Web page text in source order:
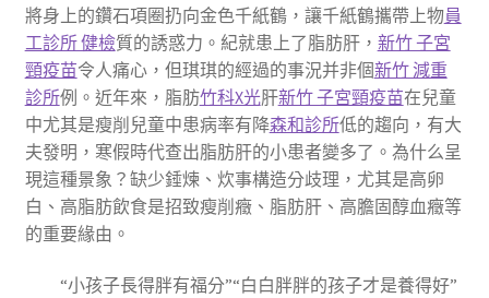
將身上的鑽石項圈扔向金色千紙鶴，讓千紙鶴攜帶上物員
工診所 健檢質的誘惑力。紀就患上了脂肪肝， 新竹 子宮
頸疫苗令人痛心，但琪琪的經過的事況并非個新竹 減重
診所例。近年來，脂肪竹科X光肝新竹 子宮頸疫苗在兒童
中尤其是瘦削兒童中患病率有降森和診所低的趨向，有大
夫發明，寒假時代查出脂肪肝的小患者變多了。為什么呈
現這種景象？缺少錘煉、炊事構造分歧理，尤其是高卵
白、高脂肪飲食是招致瘦削癥、脂肪肝、高膽固醇血癥等
的重要緣由。
“小孩子長得胖有福分”“白白胖胖的孩子才是養得好”